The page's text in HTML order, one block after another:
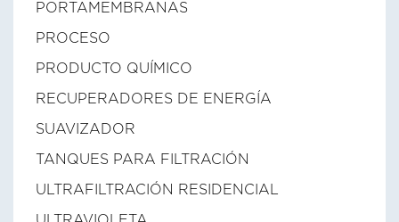
PORTAMEMBRANAS
PROCESO
PRODUCTO QUÍMICO
RECUPERADORES DE ENERGÍA
SUAVIZADOR
TANQUES PARA FILTRACIÓN
ULTRAFILTRACIÓN RESIDENCIAL